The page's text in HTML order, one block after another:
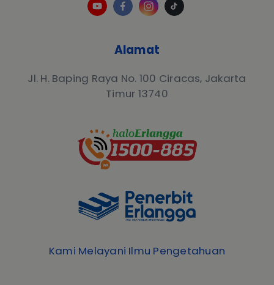
Alamat
Jl. H. Baping Raya No. 100 Ciracas, Jakarta
Timur 13740
Kami Melayani Ilmu Pengetahuan